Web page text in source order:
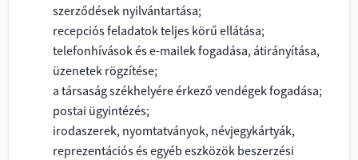
szerződések nyilvántartása;
recepciós feladatok teljes körű ellátása;
telefonhívások és e-mailek fogadása, átirányítása,
üzenetek rögzítése;
a társaság székhelyére érkező vendégek fogadása;
postai ügyintézés;
irodaszerek, nyomtatványok, névjegykártyák,
reprezentációs és egyéb eszközök beszerzési